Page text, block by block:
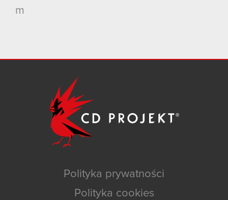
m
Polityka prywatności
Polityka cookies